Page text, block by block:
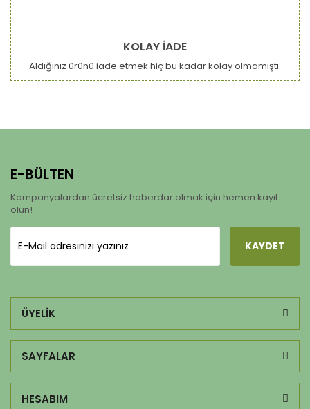
KOLAY İADE
Aldığınız ürünü iade etmek hiç bu kadar kolay olmamıştı.
E-BÜLTEN
Kampanyalardan ücretsiz haberdar olmak için hemen kayıt
olun!
KAYDET
ÜYELİK
SAYFALAR
HESABIM